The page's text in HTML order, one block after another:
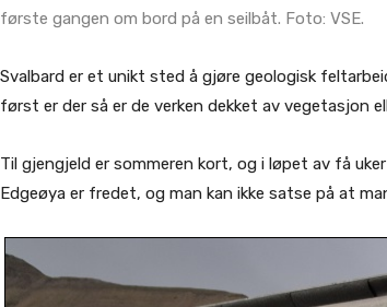
første gangen om bord på en seilbåt. Foto: VSE.
Svalbard er et unikt sted å gjøre geologisk
først er der så er de verken dekket av vegetasjon
Til gjengjeld er sommeren kort, og i løpet av få
Edgeøya er fredet, og man kan ikke satse på at